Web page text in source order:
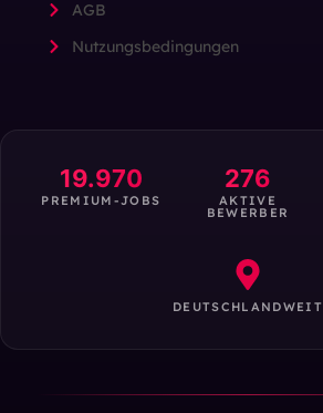
AGB
Nutzungsbedingungen
19.970
PREMIUM-JOBS
276
AKTIVE
BEWERBER
DEUTSCHLANDWEIT